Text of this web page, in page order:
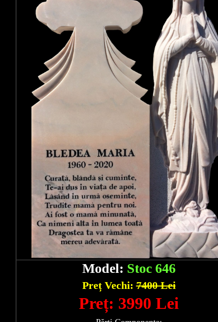
Model: Stoc 646
Preț Vechi:7400 Lei
Preț: 3990 Lei